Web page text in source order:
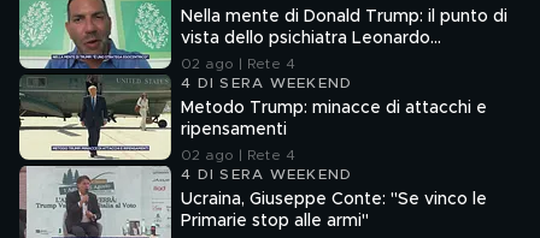
Nella mente di Donald Trump: il punto di
vista dello psichiatra Leonardo
Mendolicchio
02 ago | Rete 4
4 DI SERA WEEKEND
Metodo Trump: minacce di attacchi e
ripensamenti
02 ago | Rete 4
4 DI SERA WEEKEND
Ucraina, Giuseppe Conte: "Se vinco le
Primarie stop alle armi"